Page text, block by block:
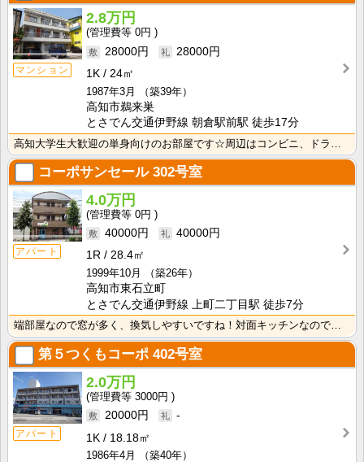
マンション
2.8万円
0円
28000円
28000円
1K
24㎡
1987年3月
（築39年）
高知市鵜来巣
とさでん交通伊野線 朝倉駅前駅 徒歩17分
高知大学生大歓迎の単身向けのお部屋です☆周辺はコンビニ、ドラッグストア有ります！！
コーポサンセール302号室
アパート
4.0万円
0円
40000円
40000円
1R
28.4㎡
1999年10月
（築26年）
高知市東石立町
とさでん交通伊野線 上町二丁目駅 徒歩7分
端部屋なので窓が多く、換気しやすいですね！対面キッチンなのでお料理中の視野も開放的♪ バス・トイレ別･･･
第５つくもコーポ 402号室
アパート
2.0万円
3000円
20000円
-
1K
18.18㎡
1986年4月
（築40年）